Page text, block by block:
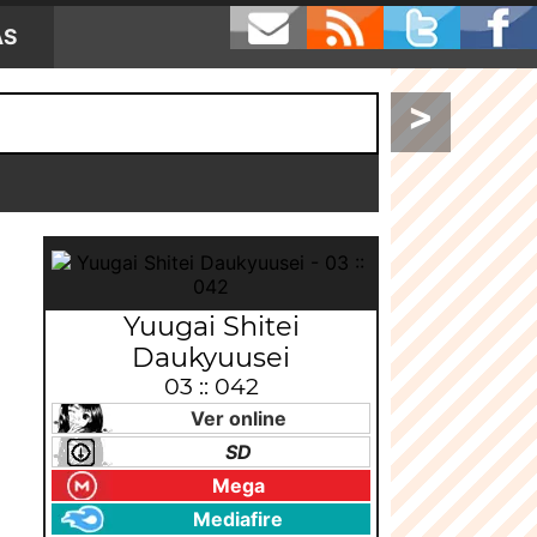
>
Yuugai Shitei
Daukyuusei
03 :: 042
Ver online
SD
Mega
Mediafire